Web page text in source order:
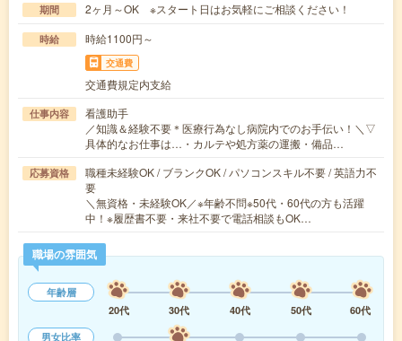
期間 2ヶ月～OK ※スタート日はお気軽にご相談ください！
時給 時給1100円～
交通費
交通費規定内支給
仕事内容
看護助手
／知識＆経験不要＊医療行為なし病院内でのお手伝い！＼▽
具体的なお仕事は…・カルテや処方薬の運搬・備品…
応募資格
職種未経験OK / ブランクOK / パソコンスキル不要 / 英語力不
要
＼無資格・未経験OK／※年齢不問※50代・60代の方も活躍
中！※履歴書不要・来社不要で電話相談もOK…
職場の雰囲気
年齢層
20代
30代 40代 50代
60代
男女比率